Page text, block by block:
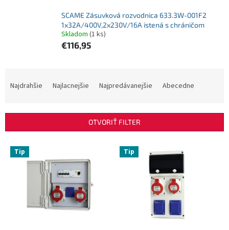
SCAME Zásuvková rozvodnica 633.3W-001F2
1x32A/400V,2x230V/16A istená s chráničom
Skladom (1 ks)
€116,95
i
Najdrahšie Najlacnejšie Najpredávanejšie Abecedne
OTVORIŤ FILTER
V Tip Tip